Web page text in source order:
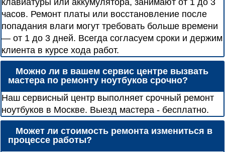
клавиатуры или аккумулятора, занимают от 1 до 3
часов. Ремонт платы или восстановление после
попадания влаги могут требовать больше времени
— от 1 до 3 дней. Всегда согласуем сроки и держим
клиента в курсе хода работ.
Можно ли в вашем сервис центре вызвать
мастера по ремонту ноутбуков срочно?
Наш сервисный центр выполняет срочный ремонт
ноутбуков в Москве. Выезд мастера - бесплатно.
Может ли стоимость ремонта измениться в
процессе работы?